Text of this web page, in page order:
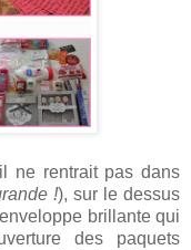
ne rentrait pas dans
!), sur le dessus
brillante qui
des paquets